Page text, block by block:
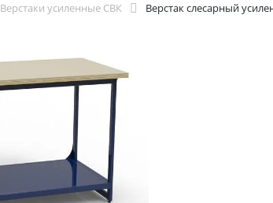
Верстаки усиленные СВК Верстак слесарный